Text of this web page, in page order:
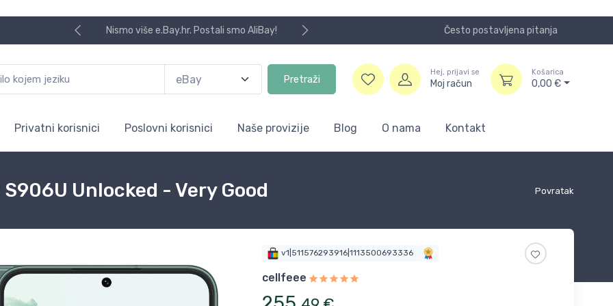
Nismo više e.Bay.hr. Postali smo AliBay! Često postavljena pitanja
Pretraži
Hej, prijavi se
Moj račun
Košarica
0,00 €
Privatni korisnici Poslovni korisnici Naše provizije Blog O nama Kontakt
Povratak
Unlocked - Very Good
v1|511576293916|1113500693336
cellfeee